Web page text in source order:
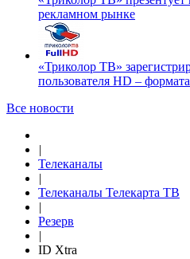
рекламном рынке
«Триколор ТВ»
пользователя HD – формата
Все новости
|
Телеканалы
|
Телеканалы Телекарта ТВ
|
Резерв
|
ID Xtra